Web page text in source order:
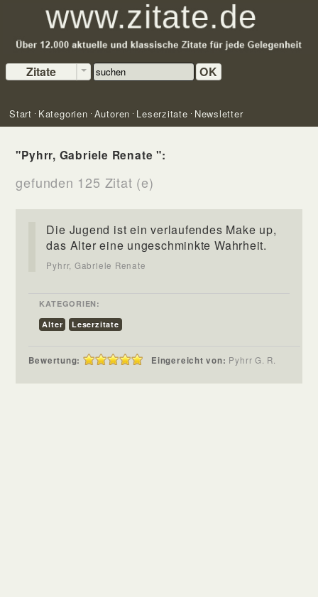
Zitate OK
Start Kategorien Autoren Leserzitate Newsletter
"Pyhrr, Gabriele Renate ":
gefunden 125 Zitat (e)
Die Jugend ist ein verlaufendes Make up,
das Alter eine ungeschminkte Wahrheit.
Pyhrr, Gabriele Renate
KATEGORIEN:
Alter
Leserzitate
Bewertung: Eingereicht von: Pyhrr G. R.